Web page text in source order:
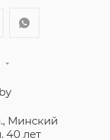
Минский
40 лет